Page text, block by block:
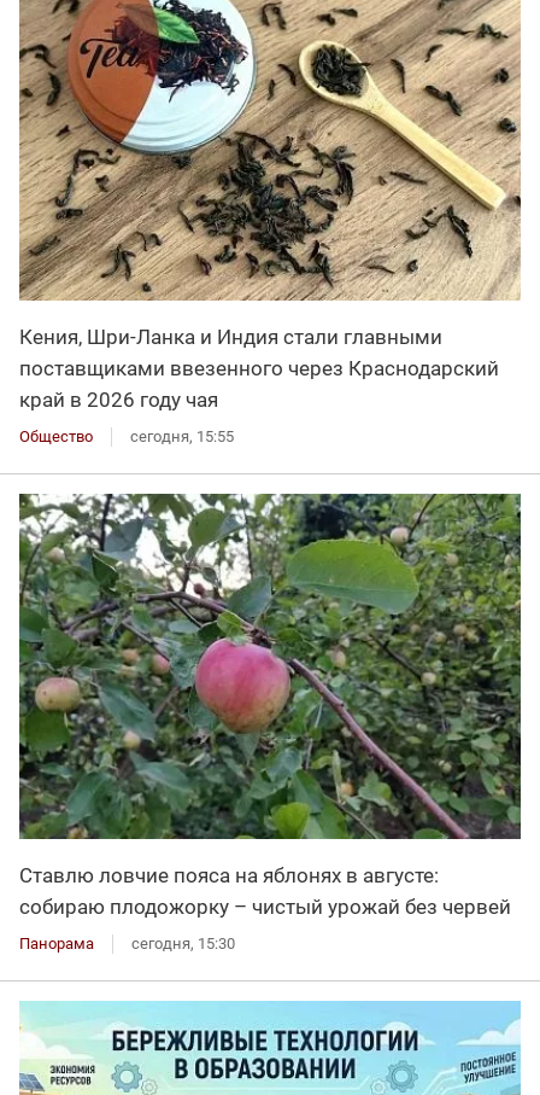
Кения, Шри-Ланка и Индия стали главными
поставщиками ввезенного через Краснодарский
край в 2026 году чая
Общество сегодня, 15:55
Ставлю ловчие пояса на яблонях в августе:
собираю плодожорку – чистый урожай без червей
Панорама сегодня, 15:30